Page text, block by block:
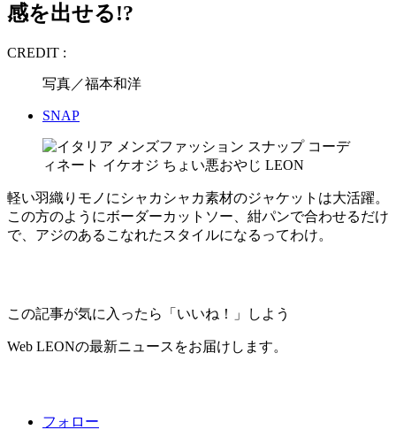
感を出せる!?
CREDIT :
写真／福本和洋
SNAP
軽い羽織りモノにシャカシャカ素材のジャケットは大活躍。
この方のようにボーダーカットソー、紺パンで合わせるだけ
で、アジのあるこなれたスタイルになるってわけ。
この記事が気に入ったら「いいね！」しよう
Web LEONの最新ニュースをお届けします。
フォロー